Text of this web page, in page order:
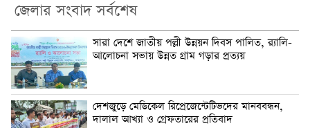
জেলার সংবাদ সর্বশেষ
সারা দেশে জাতীয় পল্লী উন্নয়ন দিবস পালিত, র‍্যালি-
আলোচনা সভায় উন্নত গ্রাম গড়ার প্রত্যয়
দেশজুড়ে মেডিকেল রিপ্রেজেন্টেটিভদের মানববন্ধন,
দালাল আখ্যা ও গ্রেফতারের প্রতিবাদ